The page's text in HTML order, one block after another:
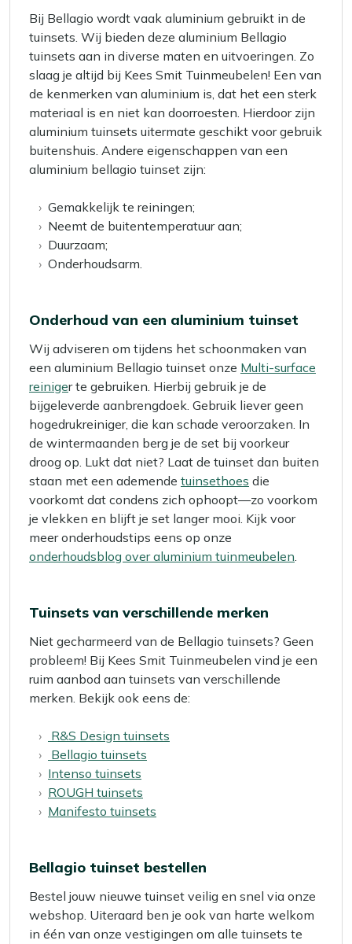
Bij Bellagio wordt vaak aluminium gebruikt in de
tuinsets. Wij bieden deze aluminium Bellagio
tuinsets aan in diverse maten en uitvoeringen. Zo
slaag je altijd bij Kees Smit Tuinmeubelen! Een van
de kenmerken van aluminium is, dat het een sterk
materiaal is en niet kan doorroesten. Hierdoor zijn
aluminium tuinsets uitermate geschikt voor gebruik
buitenshuis. Andere eigenschappen van een
aluminium bellagio tuinset zijn:
Gemakkelijk te reiningen;
Neemt de buitentemperatuur aan;
Duurzaam;
Onderhoudsarm.
Onderhoud van een aluminium tuinset
Wij adviseren om tijdens het schoonmaken van
een aluminium Bellagio tuinset onze Multi-surface
reiniger te gebruiken. Hierbij gebruik je de
bijgeleverde aanbrengdoek. Gebruik liever geen
hogedrukreiniger, die kan schade veroorzaken. In
de wintermaanden berg je de set bij voorkeur
droog op. Lukt dat niet? Laat de tuinset dan buiten
staan met een ademende tuinsethoes die
voorkomt dat condens zich ophoopt—zo voorkom
je vlekken en blijft je set langer mooi. Kijk voor
meer onderhoudstips eens op onze
onderhoudsblog over aluminium tuinmeubelen.
Tuinsets van verschillende merken
Niet gecharmeerd van de Bellagio tuinsets? Geen
probleem! Bij Kees Smit Tuinmeubelen vind je een
ruim aanbod aan tuinsets van verschillende
merken. Bekijk ook eens de:
R&S Design tuinsets
Bellagio tuinsets
Intenso tuinsets
ROUGH tuinsets
Manifesto tuinsets
Bellagio tuinset bestellen
Bestel jouw nieuwe tuinset veilig en snel via onze
webshop. Uiteraard ben je ook van harte welkom
in één van onze vestigingen om alle tuinsets te